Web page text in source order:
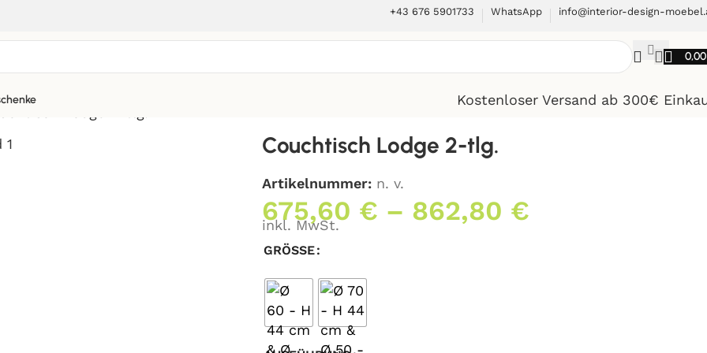
+43 676 5901733 WhatsApp info@interior-design-
Kostenloser Versand ab 300€
Couchtisch Lodge 2-tlg.
Artikelnummer: n. v.
675,60 € – 862,80 €
inkl. MwSt.
GRÖSSE